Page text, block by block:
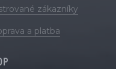
zákazníky
a platba